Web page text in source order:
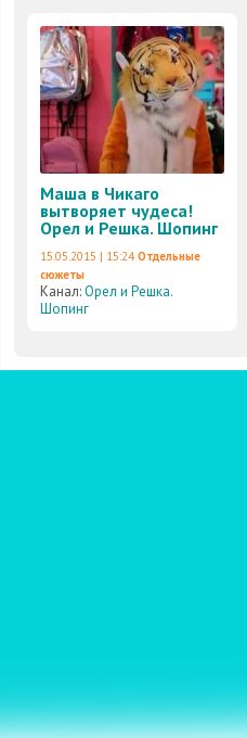
Маша в Чикаго
вытворяет чудеса!
Орел и Решка. Шопинг
15.05.2015 | 15:24 Отдельные
сюжеты
Канал:Орел и Решка.
Шопинг